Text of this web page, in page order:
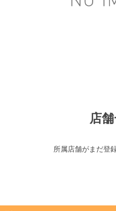
店
所属店舗がまだ登